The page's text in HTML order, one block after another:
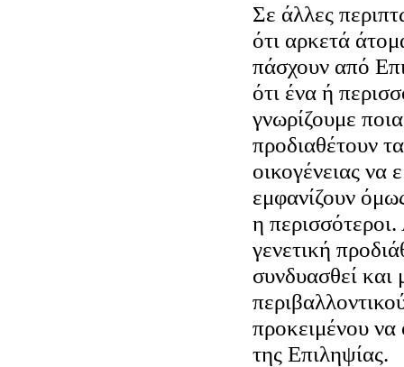
Σε άλλες
ότι αρκετά
πάσχουν από
ότι ένα ή
γνωρίζουμε
προδιαθέτουν
οικογένειας να
εμφανίζουν
η
γενετική
συνδυασθεί και
προκειμένου
της Επιληψίας.